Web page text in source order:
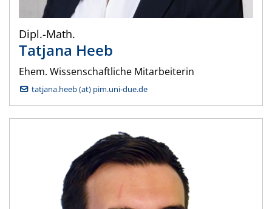
Dipl.-Math.
Tatjana Heeb
Ehem. Wissenschaftliche Mitarbeiterin
tatjana.heeb (at) pim.uni-due.de